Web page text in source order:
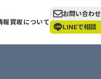
報買取について
お問い合わせ
LINEで相談